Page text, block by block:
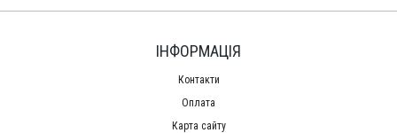
ІНФОРМАЦІЯ
Контакти
Оплата
Карта сайту